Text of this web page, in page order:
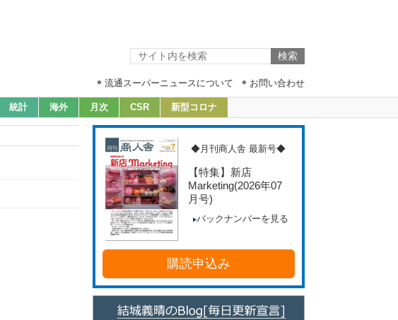
流通スーパーニュースについて お問い合わせ
統計 海外 月次 CSR 新型コロナ
◆月刊商人舎 最新号◆
【特集】新店
Marketing(2026年07
月号)
バックナンバーを見る
購読申込み